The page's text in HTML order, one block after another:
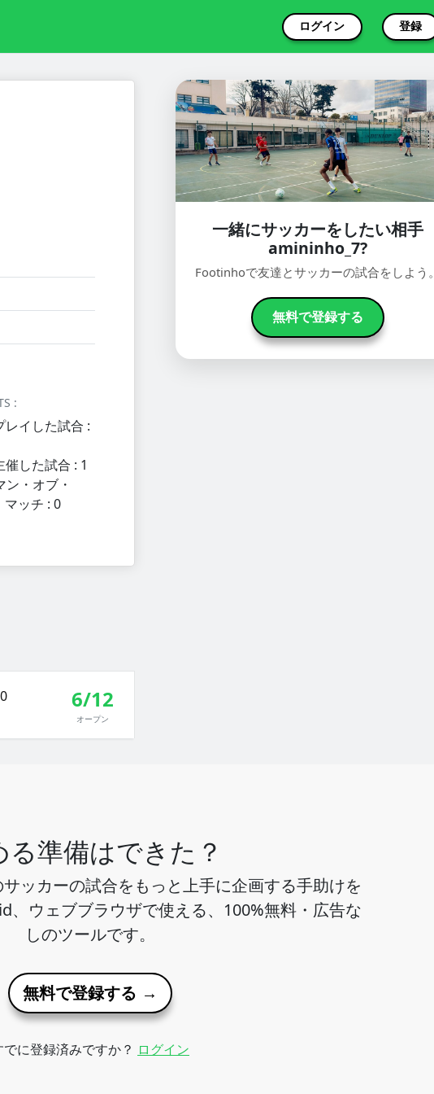
ログイン 登録
:
レイした試合 :
催した試合 : 1
ン・オブ・
マッチ : 0
一緒にサッカーをしたい相手
amininho_7?
Footinhoで友達とサッカーの試合をしよう。
無料で登録する
6/12
オープン
る準備はできた？
ッカーの試合をもっと上手に企画する手助けを
、ウェブブラウザで使える、100%無料・広告な
しのツールです。
無料で登録する →
でに登録済みですか？ ログイン